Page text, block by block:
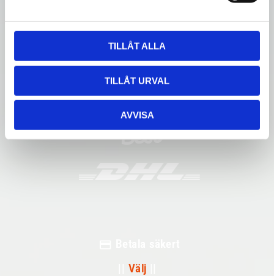
TILLÅT ALLA
TILLÅT URVAL
AVVISA
Välj